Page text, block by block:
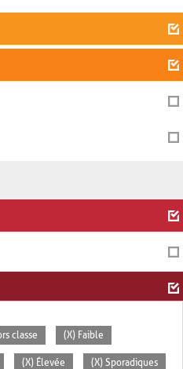
classe (X) Faible
(X) Élevée (X) Sporadiques